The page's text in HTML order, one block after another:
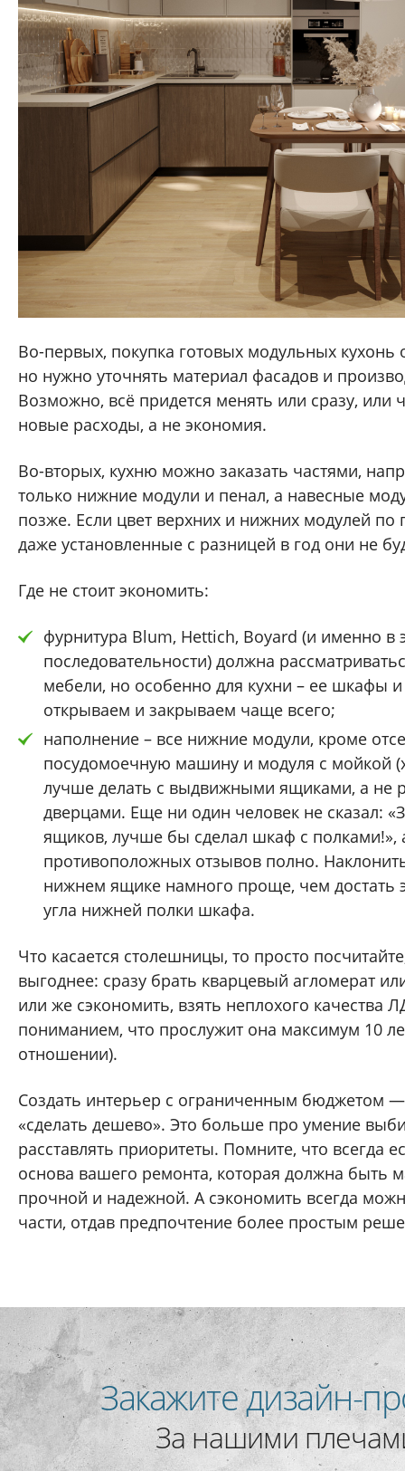
Во-первых, покупка готовых модульных кухонь
но нужно уточнять материал фасадов и
Возможно, всё придется менять или сразу, или
новые расходы, а не экономия.
Во-вторых, кухню можно заказать частями,
только нижние модули и пенал, а навесные
позже. Если цвет верхних и нижних модулей по
даже установленные с разницей в год они не
Где не стоит экономить:
фурнитура Blum, Hettich, Boyard (и именно в
последовательности) должна
мебели, но особенно для кухни – ее шкафы
открываем и закрываем чаще всего;
наполнение – все нижние модули, кроме
посудомоечную машину и модуля с мойкой
лучше делать с выдвижными ящиками, а не
дверцами. Еще ни один человек не сказал:
ящиков, лучше бы сделал шкаф с полками!»,
противоположных отзывов полно.
нижнем ящике намного проще, чем достать
угла нижней полки шкафа.
Что касается столешницы, то просто
выгоднее: сразу брать кварцевый агломерат
или же сэкономить, взять неплохого качества
пониманием, что прослужит она максимум 10
отношении).
Создать интерьер с ограниченным бюджетом
«сделать дешево». Это больше про умение
расставлять приоритеты. Помните, что всегда
основа вашего ремонта, которая должна быть
прочной и надежной. А сэкономить всегда
части, отдав предпочтение более простым
Закажите дизайн-
За нашими